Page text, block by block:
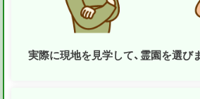
実際に現地を見学して、霊園を選び